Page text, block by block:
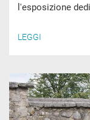
l'esposizione
LEGGI